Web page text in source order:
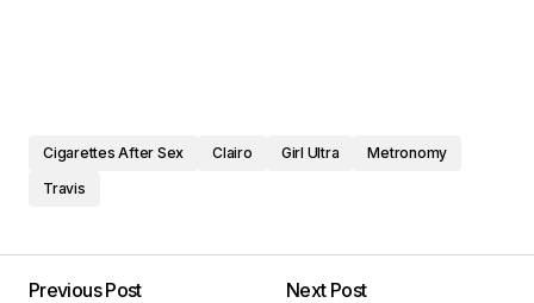
Cigarettes After Sex Clairo Girl Ultra
Metronomy
Travis
Previous Post
Next Post